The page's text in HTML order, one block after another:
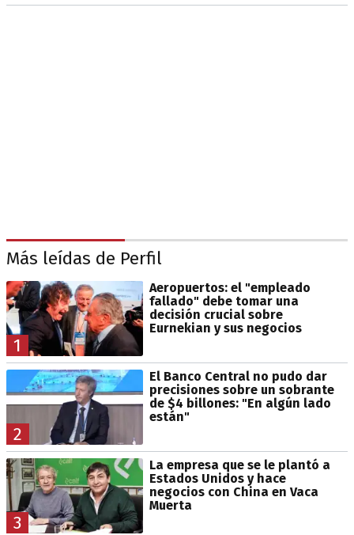
Más leídas de Perfil
1
Aeropuertos: el "empleado
fallado" debe tomar una
decisión crucial sobre
Eurnekian y sus negocios
2
El Banco Central no pudo dar
precisiones sobre un sobrante
de $4 billones: "En algún lado
están"
3
La empresa que se le plantó a
Estados Unidos y hace
negocios con China en Vaca
Muerta